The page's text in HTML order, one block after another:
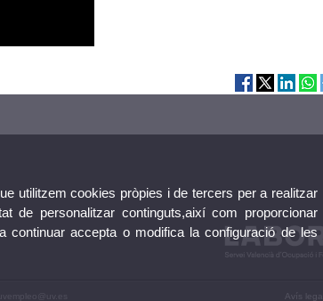
Avís legal
utilitzem cookies pròpies i de tercers per a realitzar
de personalitzar continguts,així com proporcionar
accepta o modifica la configuració de les